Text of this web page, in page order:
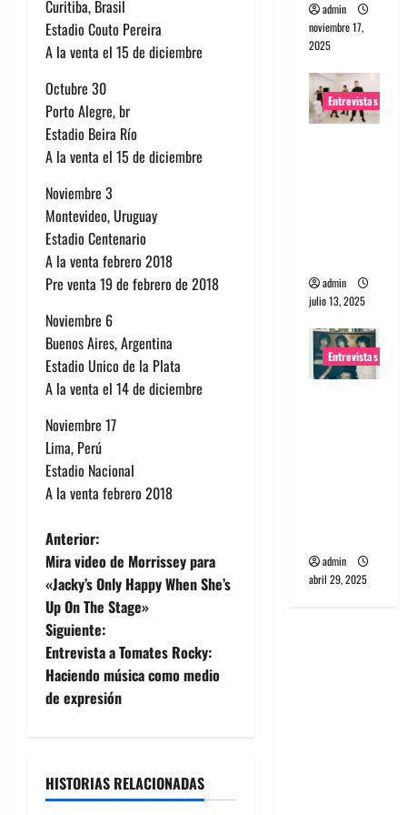
Curitiba, Brasil
Estadio Couto Pereira
A la venta el 15 de diciembre
Octubre 30
Porto Alegre, br
Estadio Beira Río
A la venta el 15 de diciembre
Noviembre 3
Montevideo, Uruguay
Estadio Centenario
A la venta febrero 2018
Pre venta 19 de febrero de 2018
Noviembre 6
Buenos Aires, Argentina
Estadio Unico de la Plata
A la venta el 14 de diciembre
Noviembre 17
Lima, Perú
Estadio Nacional
A la venta febrero 2018
N
a
v
e
g
c
Anterior:
Mira video de Morrissey para
«Jacky’s Only Happy When She’s
Up On The Stage»
Siguiente:
Entrevista a Tomates Rocky:
Haciendo música como medio
de expresión
HISTORIAS RELACIONADAS
admin
noviembre 17,
2025
Entrevistas
admin
julio 13, 2025
Entrevistas
admin
abril 29, 2025